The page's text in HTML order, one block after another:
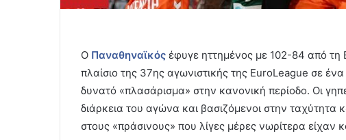
Ο Παναθηναϊκός έφυγε ηττημένος με 102-84 από τη
πλαίσιο της 37ης αγωνιστικής της EuroLeague σε
δυνατό «πλασάρισμα» στην κανονική περίοδο. Οι
διάρκεια του αγώνα και βασιζόμενοι στην ταχύτητα
στους «πράσινους» που λίγες μέρες νωρίτερα είχαν